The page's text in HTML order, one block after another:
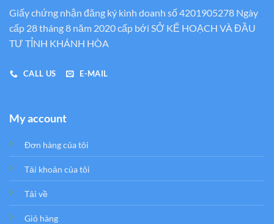
Giấy chứng nhận đăng ký kinh doanh số 4201905278 Ngày
cấp 28 tháng 8 năm 2020 cấp bới SỞ KẾ HOẠCH VÀ ĐẦU
TƯ TỈNH KHÁNH HÒA
CALL US E-MAIL
My account
Đơn hàng của tôi
Tải khoản của tôi
Tải về
Giỏ hàng